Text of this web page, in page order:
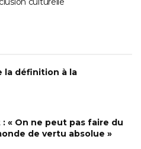
la définition à la
: « On ne peut pas faire du
de vertu absolue »